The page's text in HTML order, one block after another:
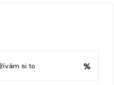
si to %